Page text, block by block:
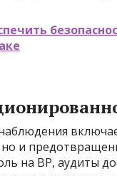
и
на ВР, аудиты